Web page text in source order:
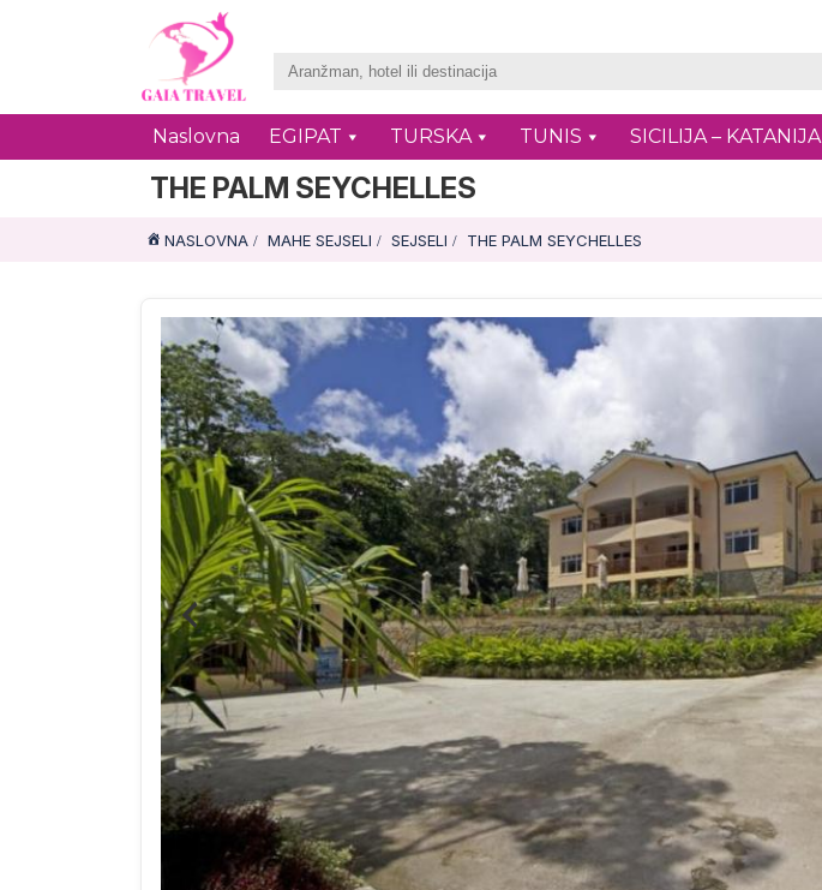
Naslovna EGIPAT TURSKA TUNIS SICILIJA – KATANIJA
THE PALM SEYCHELLES
NASLOVNA MAHE SEJSELI SEJSELI THE PALM SEYCHELLES